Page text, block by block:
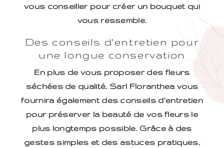
vous conseiller pour créer un bouquet qui
vous ressemble.
Des conseils d'entretien pour
une longue conservation
En plus de vous proposer des fleurs
séchées de qualité, Sarl Floranthea vous
fournira également des conseils d'entretien
pour préserver la beauté de vos fleurs le
plus longtemps possible. Grâce à des
gestes simples et des astuces pratiques,